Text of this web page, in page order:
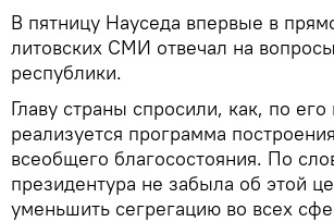
В пятницу Науседа впервые в
литовских СМИ отвечал на
республики.
Главу страны спросили, как, по
реализуется программа
всеобщего благосостояния. По
президентура не забыла об этой
уменьшить сегрегацию во всех